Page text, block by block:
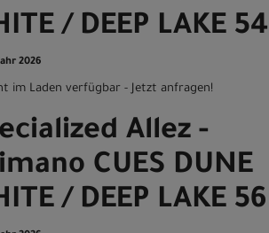
/ DEEP LAKE 54
2026
im Laden verfügbar - Jetzt anfragen!
Allez -
CUES DUNE
/ DEEP LAKE 56